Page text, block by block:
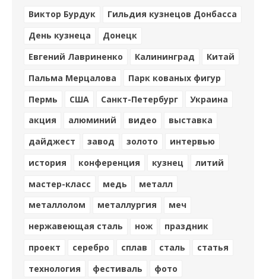
Виктор Бурдук
Гильдия кузнецов Донбасса
День кузнеца
Донецк
Евгений Лавриненко
Калининград
Китай
Пальма Мерцалова
Парк кованых фигур
Пермь
США Санкт-Петербург
Украина
акция
алюминий видео
выставка
дайджест
завод золото
интервью
история
конференция кузнец
литий
мастер-класс
медь
металл
металлолом
металлургия
меч
нержавеющая сталь
нож
праздник
проект
серебро сплав сталь
статья
технология
фестиваль
фото